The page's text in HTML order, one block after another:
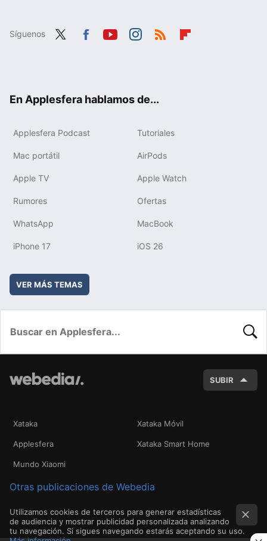
Síguenos
En Applesfera hablamos de...
Applesfera Podcast Tutoriales
Mac portátil AirPods
Apple TV Apple Watch
Rumores Ofertas
WhatsApp MacBook
iPhone 17 iOS 26
VER MÁS TEMAS
SUBIR
Xataka Xataka Móvil
Applesfera Xataka Smart Home
Mundo Xiaomi
Otras publicaciones de Webedia
Utilizamos cookies de terceros para generar estadísticas
de audiencia y mostrar publicidad personalizada analizando
tu navegación. Si sigues navegando estarás aceptando su uso.